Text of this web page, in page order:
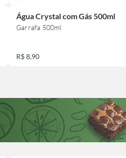
Água Crystal com Gás 500ml
Garrafa 500ml
R$ 8,90